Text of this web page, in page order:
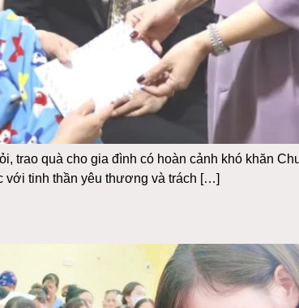
trao quà cho gia đình có hoàn cảnh khó khăn
với tinh thần yêu thương và trách […]